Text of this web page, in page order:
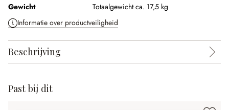
Gewicht
Totaalgewicht ca. 17,5 kg
Informatie over productveiligheid
Beschrijving
Past bij dit